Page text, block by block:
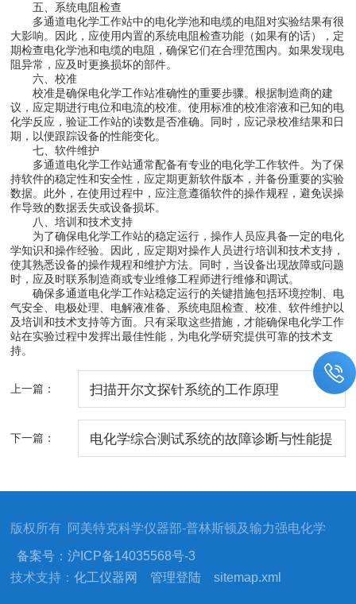
五、系统电阻检查
多通道电化学工作站中的电化学池和电缆的电阻对实验结果有很
大影响。因此，应使用内置的系统电阻检查功能（如果有的话），定
期检查电化学池和电缆的电阻，确保它们在合理范围内。如果发现电
阻异常，应及时更换损坏的部件。
六、校准
校准是确保电化学工作站准确性的重要步骤。根据制造商的建
议，应定期进行电位和电流的校准。使用标准的校准溶液和已知的电
化学反应，验证工作站的读数是否准确。同时，应记录校准结果和日
期，以便跟踪设备的性能变化。
七、软件维护
多通道电化学工作站通常配备有专业的电化学工作软件。为了保
持软件的稳定性和安全性，应定期更新软件版本，并备份重要的实验
数据。此外，在使用过程中，应注意遵循软件的操作规程，避免误操
作导致的数据丢失或设备损坏。
八、培训和技术支持
为了确保电化学工作站的稳定运行，操作人员应具备一定的电化
学知识和操作经验。因此，应定期对操作人员进行培训和技术支持，
使其熟悉设备的操作规程和维护方法。同时，当设备出现故障或问题
时，应及时联系制造商或专业维修工程师进行维修和调试。
确保多通道电化学工作站稳定运行的关键措施包括环境控制、电
气安全、电极处理、电解液准备、系统电阻检查、校准、软件维护以
及培训和技术支持等方面。只有采取这些措施，才能确保电化学工作
站在实验过程中发挥出最佳性能，为电化学研究提供可靠的技术支
持。
上一篇： 扫描开尔文探针系统的工作原理
下一篇： 电化学综合测试系统的故障诊断与性能提
版权所有 阿美特克科学仪器部-普林斯顿及输力强电化学
备案号：沪ICP备14035568号-3
技术支持：化工仪器网 管理登陆 sitemap.xml